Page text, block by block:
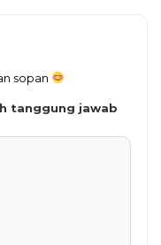
sopan
tanggung jawab